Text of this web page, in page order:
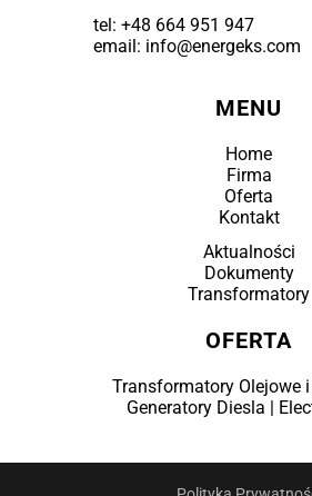
tel: +48 664 951 947
email: info@energeks.com
MENU
Home
Firma
Oferta
Kontakt
Aktualności
Dokumenty
Transformatory
OFERTA
Transformatory Olejowe
Generatory Diesla |